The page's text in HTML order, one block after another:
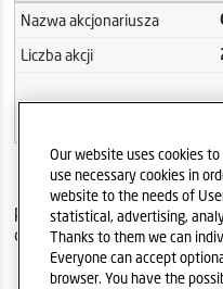
Nazwa akcjonariusza
Liczba akcji
* Stan posiadania akcji
podano zgodnie z
obejmuje akcje w
Our website uses cookies
use necessary cookies in
website to the needs of
statistical, advertising,
Thanks to them we can
Everyone can accept
browser. You have the